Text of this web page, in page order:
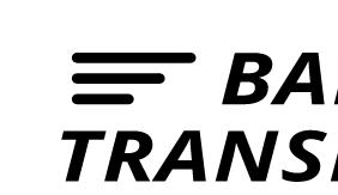
Chuẩn
Đến
Size